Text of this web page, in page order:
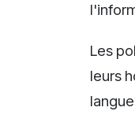
Les
leurs